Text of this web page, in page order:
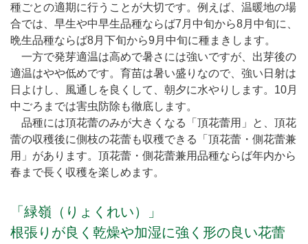
種ごとの適期に行うことが大切です。例えば、温暖地の場
合では、早生や中早生品種ならば7月中旬から8月中旬に、
晩生品種ならば8月下旬から9月中旬に種まきします。
一方で発芽適温は高めで暑さには強いですが、出芽後の
適温はやや低めです。育苗は暑い盛りなので、強い日射は
日よけし、風通しを良くして、朝夕に水やりします。10月
中ごろまでは害虫防除も徹底します。
品種には頂花蕾のみが大きくなる「頂花蕾用」と、頂花
蕾の収穫後に側枝の花蕾も収穫できる「頂花蕾・側花蕾兼
用」があります。頂花蕾・側花蕾兼用品種ならば年内から
春まで長く収穫を楽しめます。
「緑嶺（りょくれい）」
根張りが良く乾燥や加湿に強く形の良い花蕾